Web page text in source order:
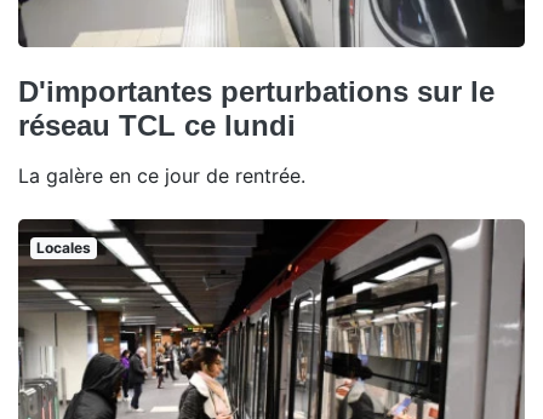
D'importantes perturbations sur le
réseau TCL ce lundi
La galère en ce jour de rentrée.
Locales